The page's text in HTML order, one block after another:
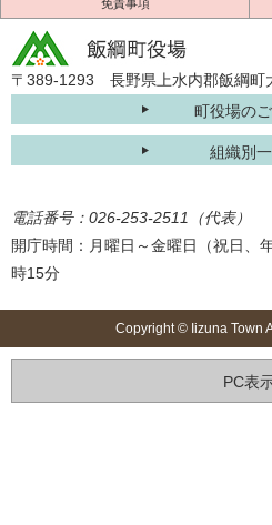
免責事項
〒389-1293 長野県上水内郡飯綱町
町役場の
組織別
電話番号：026-253-2511（代表）
開庁時間：月曜日～金曜日（祝日、
時15分
Copyright © Iizuna Town
PC表